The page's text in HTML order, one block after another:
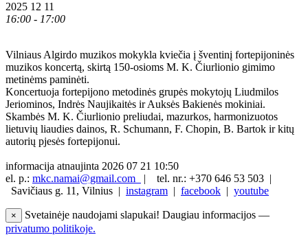
2025 12 11
16:00 - 17:00
Vilniaus Algirdo muzikos mokykla kviečia į šventinį fortepijoninės
muzikos koncertą, skirtą 150-osioms M. K. Čiurlionio gimimo
metinėms paminėti.
Koncertuoja fortepijono metodinės grupės mokytojų Liudmilos
Jeriominos, Indrės Naujikaitės ir Auksės Bakienės mokiniai.
Skambės M. K. Čiurlionio preliudai, mazurkos, harmonizuotos
lietuvių liaudies dainos, R. Schumann, F. Chopin, B. Bartok ir kitų
autorių pjesės fortepijonui.
informacija atnaujinta 2026 07 21 10:50
el. p.: mkc.namai@gmail.com |
tel. nr.: +370 646 53 503 |
Savičiaus g. 11, Vilnius | instagram | facebook | youtube
×
Svetainėje naudojami slapukai! Daugiau informacijos —
privatumo politikoje.